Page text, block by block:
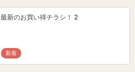
最新のお買い得チラシ！ 2
新着